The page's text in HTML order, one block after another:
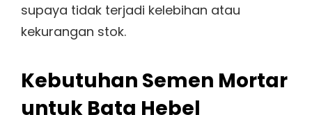
supaya tidak terjadi kelebihan atau
kekurangan stok.
Kebutuhan Semen Mortar
untuk Bata Hebel